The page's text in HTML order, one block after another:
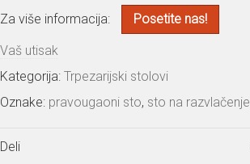
Za više informacija: Posetite nas!
Vaš utisak
Kategorija: Trpezarijski stolovi
Oznake: pravougaoni sto, sto na razvlačenje
Deli